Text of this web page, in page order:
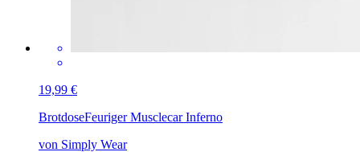
19,99 €
BrotdoseFeuriger Musclecar Inferno
von Simply Wear